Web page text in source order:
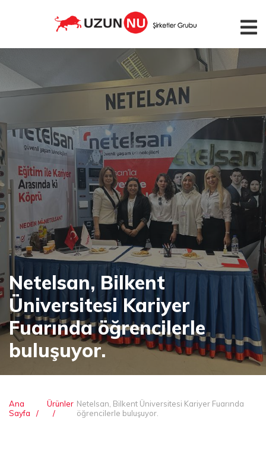
Netelsan, Bilkent
Üniversitesi Kariyer
Fuarında öğrencilerle
buluşuyor.
Ana
Sayfa
Ürünler Netelsan, Bilkent Üniversitesi Kariyer Fuarında
öğrencilerle buluşuyor.